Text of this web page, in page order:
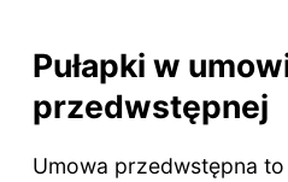
Pułapki w
przedwstępnej
Umowa przedwstępna